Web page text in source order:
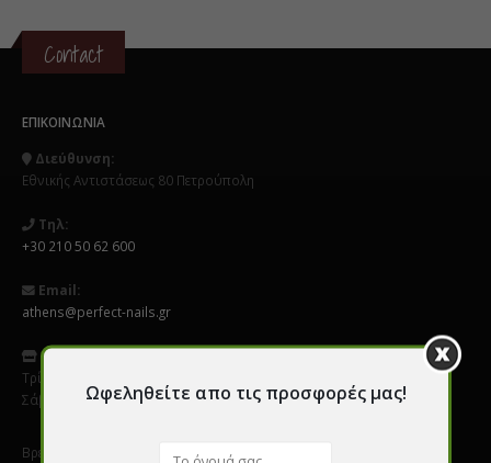
Contact
ΕΠΙΚΟΙΝΩΝΊΑ
Διεύθυνση:
Εθνικής Αντιστάσεως 80 Πετρούπολη
Τηλ:
+30 210 50 62 600
Email:
athens@perfect-nails.gr
Ωράριο
Τρίτη - Παρασκεύη 9:00 - 20:00
Σάββατο 10:00 - 16:00
Βρείτε μας σε Social Media
Ωφεληθείτε απο τις προσφορές μας!